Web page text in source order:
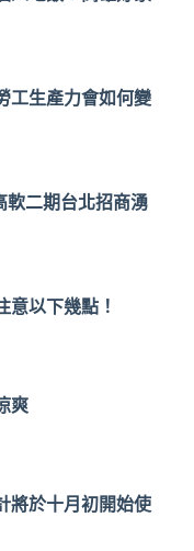
工生產力會如何變
軟二期台北招商湧
意以下幾點！
爽
將於十月初開始使